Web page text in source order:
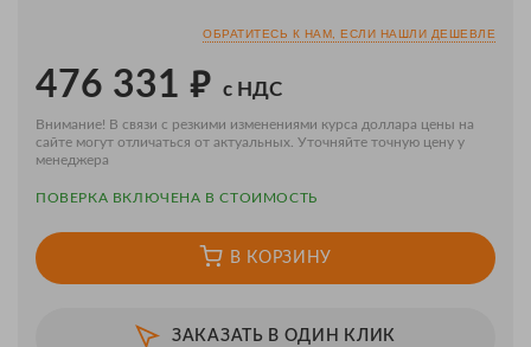
ОБРАТИТЕСЬ К НАМ, ЕСЛИ НАШЛИ ДЕШЕВЛЕ
476 331 ₽ с НДС
Внимание! В связи с резкими изменениями курса доллара цены на
сайте могут отличаться от актуальных. Уточняйте точную цену у
менеджера
ПОВЕРКA ВКЛЮЧЕНА В СТОИМОСТЬ
В КОРЗИНУ
ЗАКАЗАТЬ В ОДИН КЛИК